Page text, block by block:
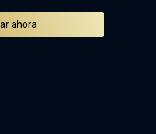
ahora